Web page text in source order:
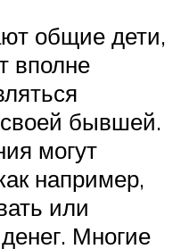
общие дети,
вполне
бывшей.
могут
например,
или
Многие